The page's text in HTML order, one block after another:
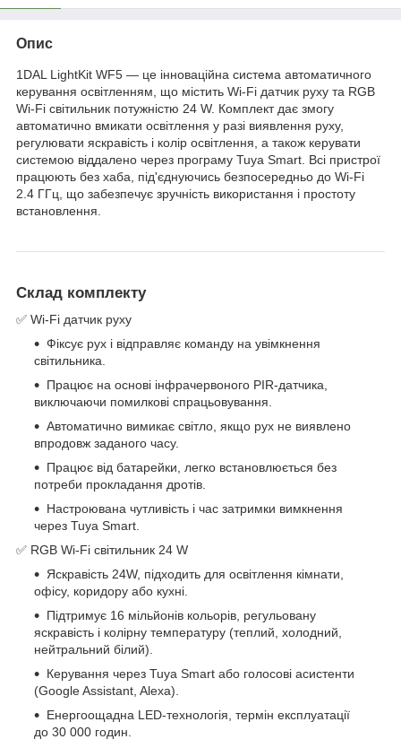
Опис
1DAL LightKit WF5 — це інноваційна система автоматичного
керування освітленням, що містить Wi-Fi датчик руху та RGB
Wi-Fi світильник потужністю 24 W. Комплект дає змогу
автоматично вмикати освітлення у разі виявлення руху,
регулювати яскравість і колір освітлення, а також керувати
системою віддалено через програму Tuya Smart. Всі пристрої
працюють без хаба, під'єднуючись безпосередньо до Wi-Fi
2.4 ГГц, що забезпечує зручність використання і простоту
встановлення.
Склад комплекту
✅ Wi-Fi датчик руху
Фіксує рух і відправляє команду на увімкнення
світильника.
Працює на основі інфрачервоного PIR-датчика,
виключаючи помилкові спрацьовування.
Автоматично вимикає світло, якщо рух не виявлено
впродовж заданого часу.
Працює від батарейки, легко встановлюється без
потреби прокладання дротів.
Настроювана чутливість і час затримки вимкнення
через Tuya Smart.
✅ RGB Wi-Fi світильник 24 W
Яскравість 24W, підходить для освітлення кімнати,
офісу, коридору або кухні.
Підтримує 16 мільйонів кольорів, регульовану
яскравість і колірну температуру (теплий, холодний,
нейтральний білий).
Керування через Tuya Smart або голосові асистенти
(Google Assistant, Alexa).
Енергоощадна LED-технологія, термін експлуатації
до 30 000 годин.